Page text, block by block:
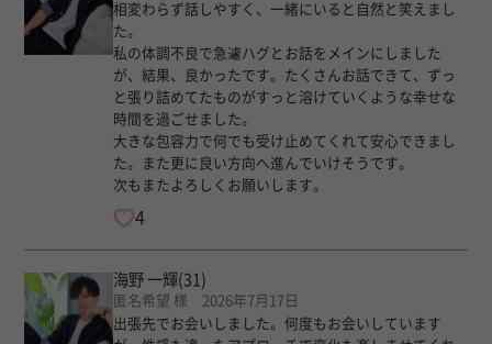
相変わらず話しやすく、一緒にいると自然と笑えまし
た。
私の体調不良で急遽ハグとお話をメインにしました
が、結果、良かったです。たくさんお話できて、ずっ
と張り詰めてたものがすっと溶けていくような幸せな
時間を過ごせました。
大きな包容力で何でも受け止めてくれて安心できまし
た。また更に良い方向へ進んでいけそうです。
次もまたよろしくお願いします。
4
海野 一輝(31)
匿名希望 様 2026年7月17日
出張先でお会いしました。何度もお会いしています